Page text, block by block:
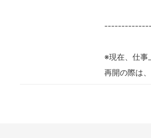
※現在、仕事
再開の際は